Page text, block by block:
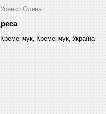
Усенко Олена
Кременчук, Кременчук, Україна